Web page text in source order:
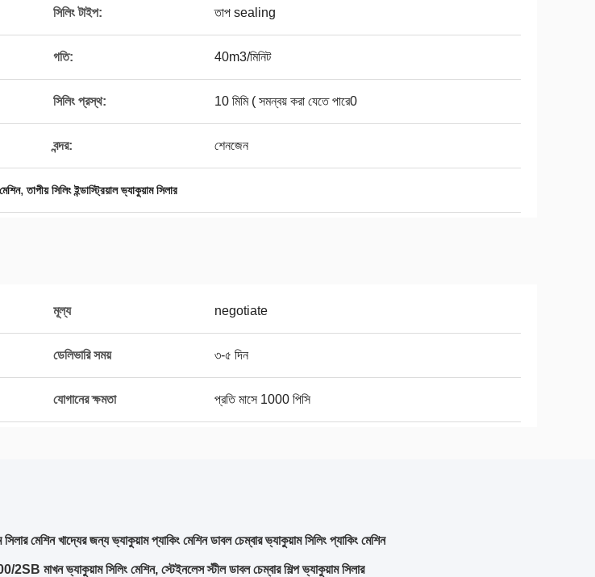
সিলিং টাইপ: তাপ sealing
গতি: 40m3/মিনিট
সিলিং প্রস্থ: 10 মিমি ( সমন্বয় করা যেতে পারে0
বন্দর: শেনজেন
,তাপীয় সিলিং ইন্ডাস্ট্রিয়াল ভ্যাকুয়াম সিলার
মূল্য negotiate
ডেলিভারি সময় ৩-৫ দিন
যোগানের ক্ষমতা প্রতি মাসে 1000 পিসি
সিলার মেশিন খাদ্যের জন্য ভ্যাকুয়াম প্যাকিং মেশিন ডাবল চেম্বার ভ্যাকুয়াম সিলিং প্যাকিং মেশিন
2SB মাখন ভ্যাকুয়াম সিলিং মেশিন, স্টেইনলেস স্টীল ডাবল চেম্বার শিল্প ভ্যাকুয়াম সিলার